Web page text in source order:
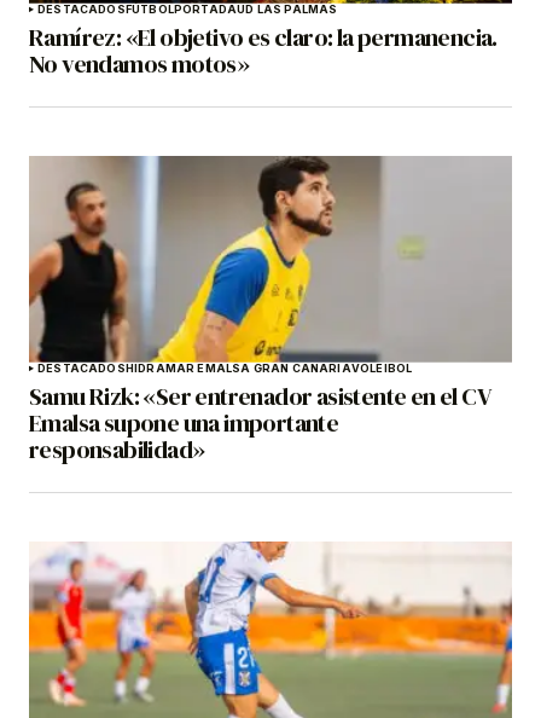
DESTACADOSFÚTBOLPORTADAUD LAS PALMAS
Ramírez: «El objetivo es claro: la permanencia.
No vendamos motos»
DESTACADOSHIDRAMAR EMALSA GRAN CANARIAVOLEIBOL
Samu Rizk: «Ser entrenador asistente en el CV
Emalsa supone una importante
responsabilidad»